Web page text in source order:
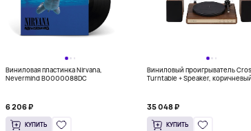
Виниловая пластинка Nirvana,
Nevermind B0000088DC
6 206 ₽
КУПИТЬ
Виниловый проигрыватель
Turntable + Speaker,
35 048 ₽
КУПИТЬ